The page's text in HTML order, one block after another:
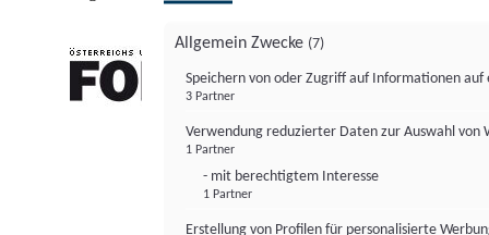
Allgemein Zwecke (7)
Speichern von oder Zugriff auf Informationen auf
3 Partner
Verwendung reduzierter Daten zur Auswahl von
1 Partner
- mit berechtigtem Interesse
1 Partner
Erstellung von Profilen für personalisierte
FONDS professionell